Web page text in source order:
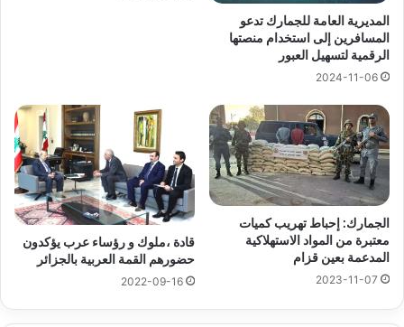
المديرية العامة للجمارك تدعو
المسافرين إلى استخدام منصتها
الرقمية لتسهيل العبور
2024-11-06
الجمارك: إحباط تهريب كميات
معتبرة من المواد الاستهلاكية
المدعمة بعين قزام
2023-11-07
قادة ،ملوك و رؤساء عرب يؤكدون
حضورهم القمة العربية بالجزائر
2022-09-16